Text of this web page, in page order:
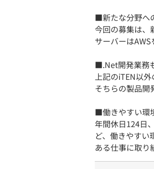
■新たな分野へ
今回の募集は、
サーバーは
■.Net開発業務
上記のiTEN以外
そちらの製品開
■働きやすい環
年間休日124日
ど、働きやすい
ある仕事に取り